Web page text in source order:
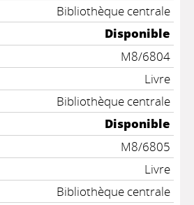
Bibliothèque centrale
Disponible
M8/6804
Livre
Bibliothèque centrale
Disponible
M8/6805
Livre
Bibliothèque centrale